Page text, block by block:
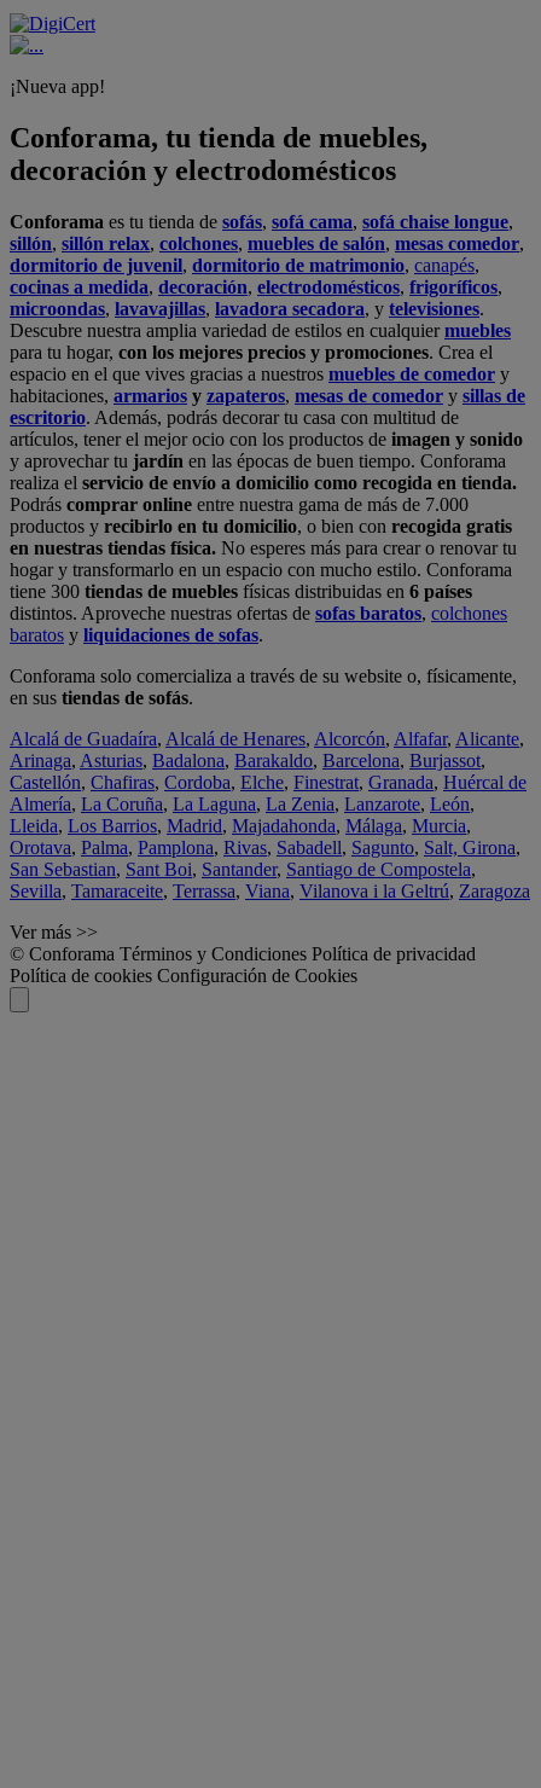
¡Nueva app!
Conforama, tu tienda de muebles,
decoración y electrodomésticos
Conforama es tu tienda de sofás, sofá cama, sofá chaise longue,
sillón, sillón relax, colchones, muebles de salón, mesas comedor,
dormitorio de juvenil, dormitorio de matrimonio, canapés,
cocinas a medida, decoración, electrodomésticos, frigoríficos,
microondas, lavavajillas, lavadora secadora, y televisiones.
Descubre nuestra amplia variedad de estilos en cualquiermuebles
para tu hogar, con los mejores precios y promociones. Crea el
espacio en el que vives gracias a nuestros muebles de comedor y
habitaciones, armarios y zapateros, mesas de comedor y sillas de
escritorio. Además, podrás decorar tu casa con multitud de
artículos, tener el mejor ocio con los productos de imagen y sonido
y aprovechar tu jardín en las épocas de buen tiempo. Conforama
realiza el servicio de envío a domicilio como recogida en tienda.
Podrás comprar online entre nuestra gama de más de 7.000
productos y recibirlo en tu domicilio, o bien con recogida gratis
en nuestras tiendas física. No esperes más para crear o renovar tu
hogar y transformarlo en un espacio con mucho estilo. Conforama
tiene 300 tiendas de muebles físicas distribuidas en 6 países
distintos. Aproveche nuestras ofertas de sofas baratos, colchones
baratos y liquidaciones de sofas.
Conforama solo comercializa a través de su website o, físicamente,
en sus tiendas de sofás.
Alcalá de Guadaíra, Alcalá de Henares, Alcorcón, Alfafar, Alicante,
Arinaga, Asturias, Badalona, Barakaldo, Barcelona, Burjassot,
Castellón, Chafiras, Cordoba, Elche, Finestrat, Granada, Huércal de
Almería, La Coruña, La Laguna, La Zenia, Lanzarote, León,
Lleida, Los Barrios, Madrid, Majadahonda, Málaga, Murcia,
Orotava, Palma, Pamplona, Rivas, Sabadell, Sagunto, Salt, Girona,
San Sebastian, Sant Boi, Santander, Santiago de Compostela,
Sevilla, Tamaraceite, Terrassa, Viana, Vilanova i la Geltrú, Zaragoza
Ver más >>
© Conforama Términos y Condiciones Política de privacidad
Política de cookies Configuración de Cookies